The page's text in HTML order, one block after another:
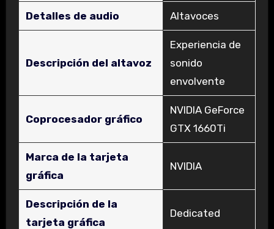
Detalles de audio ‎Altavoces
Descripción del altavoz
‎Experiencia de
sonido
envolvente
Coprocesador gráfico
‎NVIDIA GeForce
GTX 1660Ti
Marca de la tarjeta
gráfica
‎NVIDIA
Descripción de la
tarjeta gráfica
‎Dedicated